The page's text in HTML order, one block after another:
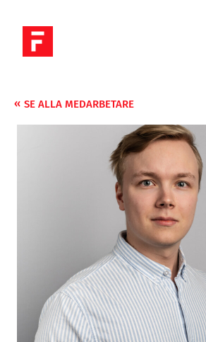
UTBILDNINGAR
JOBBA HOS OSS
NYHETER
KONTAKTA OSS
SE ALLA MEDARBETARE